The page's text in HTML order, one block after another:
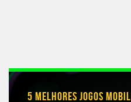
5 MELHORES JOGOS